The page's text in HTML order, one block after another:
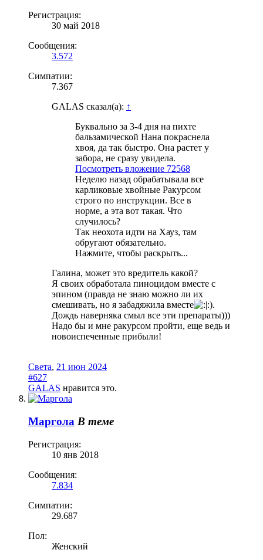
Регистрация:
30 май 2018
Сообщения:
3.572
Симпатии:
7.367
GALAS сказал(а): ↑
Буквально за 3-4 дня на пихте
бальзамической Нана покраснела
хвоя, да так быстро. Она растет у
забора, не сразу увидела.
Посмотреть вложение 72568
Неделю назад обрабатывала все
карликовые хвойные Ракурсом
строго по инструкции. Все в
норме, а эта вот такая. Что
случилось?
Так неохота идти на Хауз, там
обругают обязательно.
Нажмите, чтобы раскрыть...
Галина, может это вредитель какой?
Я своих обработала пиноцидом вместе с
эпином (правда не знаю можно ли их
смешивать, но я забадяжила вместе
).
Дождь наверняка смыл все эти препараты)))
Надо бы и мне ракурсом пройти, еще ведь и
новоиспеченные прибыли!
Света, 21 июн 2024
#627
GALAS нравится это.
Маргола В теме
Регистрация:
10 янв 2018
Сообщения:
7.834
Симпатии:
29.687
Пол:
Женский